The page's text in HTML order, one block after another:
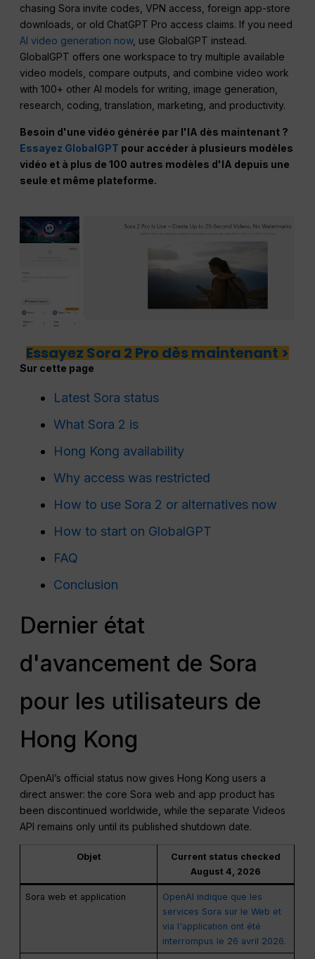
chasing Sora invite codes, VPN access, foreign app-store
downloads, or old ChatGPT Pro access claims. If you need
AI video generation now, use GlobalGPT instead.
GlobalGPT offers one workspace to try multiple available
video models, compare outputs, and combine video work
with 100+ other AI models for writing, image generation,
research, coding, translation, marketing, and productivity.
Besoin d'une vidéo générée par l'IA dès maintenant ?
Essayez GlobalGPT pour accéder à plusieurs modèles
vidéo et à plus de 100 autres modèles d'IA depuis une
seule et même plateforme.
Essayez Sora 2 Pro dès maintenant >
Sur cette page
Latest Sora status
What Sora 2 is
Hong Kong availability
Why access was restricted
How to use Sora 2 or alternatives now
How to start on GlobalGPT
FAQ
Conclusion
Dernier état
d'avancement de Sora
pour les utilisateurs de
Hong Kong
OpenAI’s official status now gives Hong Kong users a
direct answer: the core Sora web and app product has
been discontinued worldwide, while the separate Videos
API remains only until its published shutdown date.
Objet
Current status checked
August 4, 2026
Sora web et application
OpenAI indique que les
services Sora sur le Web et
via l'application ont été
interrompus le 26 avril 2026.